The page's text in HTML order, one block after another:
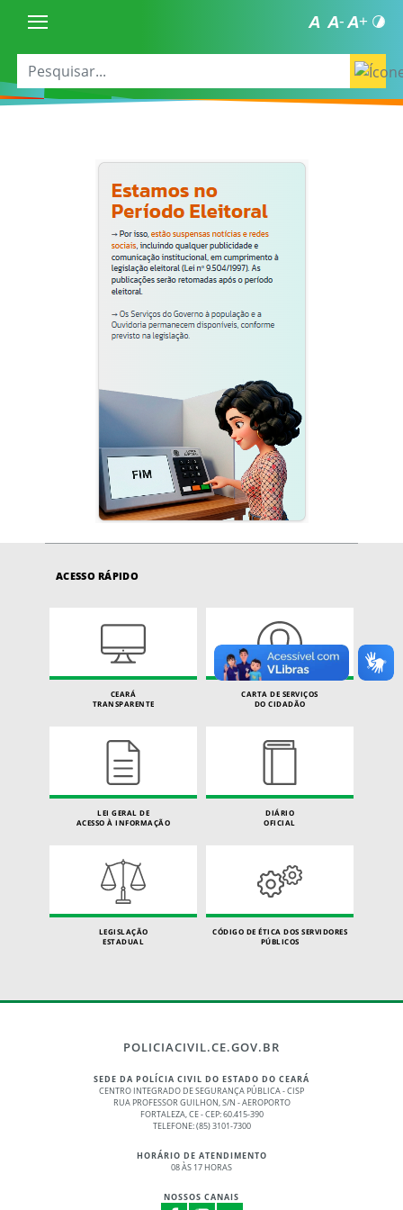
ACESSO RÁPIDO
CEARÁ
TRANSPARENTE
CARTA DE SERVIÇOS
DO CIDADÃO
LEI GERAL DE
ACESSO À INFORMAÇÃO
DIÁRIO
OFICIAL
LEGISLAÇÃO
ESTADUAL
CÓDIGO DE ÉTICA DOS SERVIDORES
PÚBLICOS
POLICIACIVIL.CE.GOV.BR
SEDE DA POLÍCIA CIVIL DO ESTADO DO CEARÁ
CENTRO INTEGRADO DE SEGURANÇA PÚBLICA - CISP
RUA PROFESSOR GUILHON, S/N - AEROPORTO
FORTALEZA, CE - CEP: 60.415-390
TELEFONE: (85) 3101-7300
HORÁRIO DE ATENDIMENTO
08 ÀS 17 HORAS
NOSSOS CANAIS